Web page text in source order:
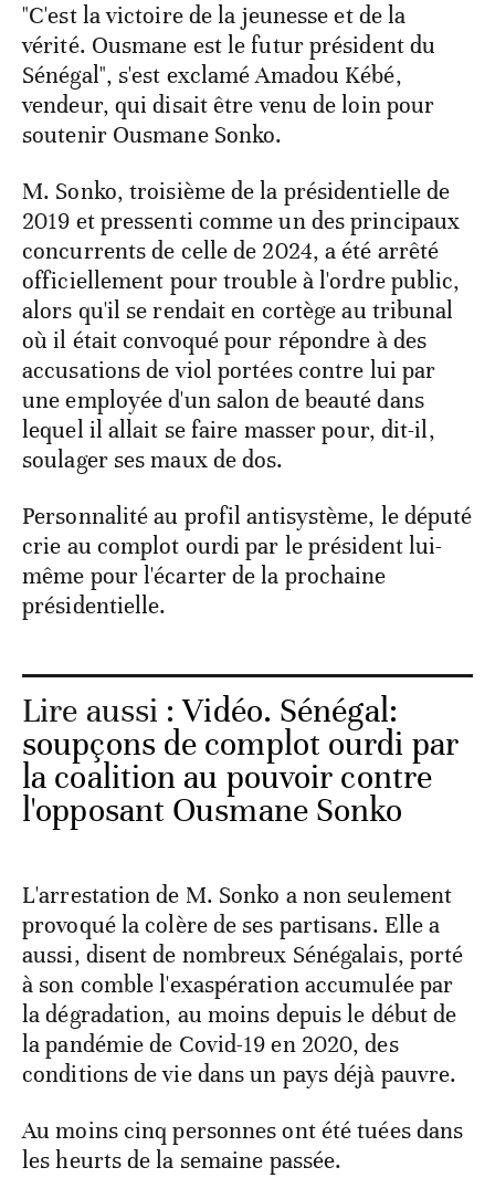
"C'est la victoire de la jeunesse et de la
vérité. Ousmane est le futur président du
Sénégal", s'est exclamé Amadou Kébé,
vendeur, qui disait être venu de loin pour
soutenir Ousmane Sonko.
M. Sonko, troisième de la présidentielle de
2019 et pressenti comme un des principaux
concurrents de celle de 2024, a été arrêté
officiellement pour trouble à l'ordre public,
alors qu'il se rendait en cortège au tribunal
où il était convoqué pour répondre à des
accusations de viol portées contre lui par
une employée d'un salon de beauté dans
lequel il allait se faire masser pour, dit-il,
soulager ses maux de dos.
Personnalité au profil antisystème, le député
crie au complot ourdi par le président lui-
même pour l'écarter de la prochaine
présidentielle.
Lire aussi :Vidéo. Sénégal:
soupçons de complot ourdi par
la coalition au pouvoir contre
l'opposant Ousmane Sonko
L'arrestation de M. Sonko a non seulement
provoqué la colère de ses partisans. Elle a
aussi, disent de nombreux Sénégalais, porté
à son comble l'exaspération accumulée par
la dégradation, au moins depuis le début de
la pandémie de Covid-19 en 2020, des
conditions de vie dans un pays déjà pauvre.
Au moins cinq personnes ont été tuées dans
les heurts de la semaine passée.